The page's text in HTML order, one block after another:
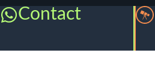
Contact